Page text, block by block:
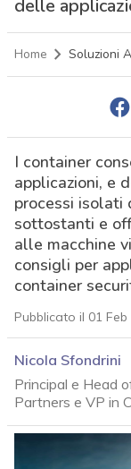
delle
Home Soluzioni
I container
applicazioni, e
processi isolati
sottostanti e
alle macchine
consigli per
container
Pubblicato il 01 Feb
Nicola Sfondrini
Principal e Head
Partners e VP in